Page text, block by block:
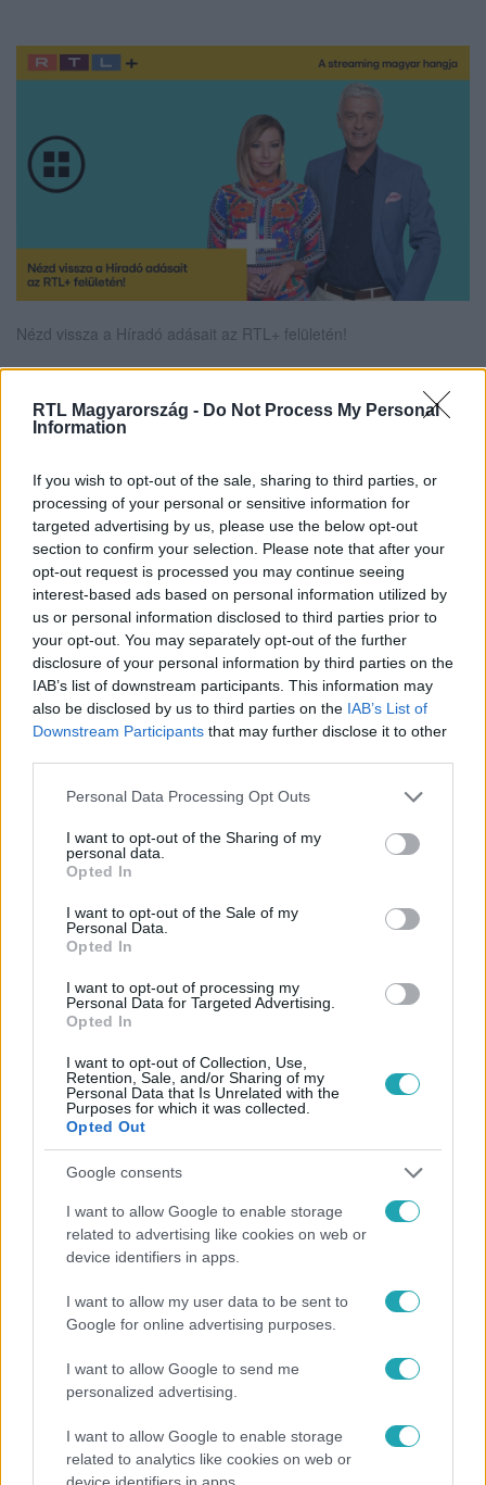
RTL Magyarország - Do Not Process My Personal
Information
If you wish to opt-out of the sale, sharing to third parties, or
processing of your personal or sensitive information for
targeted advertising by us, please use the below opt-out
section to confirm your selection. Please note that after your
opt-out request is processed you may continue seeing
interest-based ads based on personal information utilized by
us or personal information disclosed to third parties prior to
your opt-out. You may separately opt-out of the further
disclosure of your personal information by third parties on the
IAB’s list of downstream participants. This information may
also be disclosed by us to third parties on the IAB’s List of
Downstream Participants that may further disclose it to other
Please note that this website/app uses one or more Google
not limited to your visit or usage behaviour. You may click to
grant or deny consent to Google and its third-party tags to
use your data for below specified purposes in below Google
consent section.
Personal Data Processing Opt Outs
I want to opt-out of the Sharing of my
personal data.
Opted In
I want to opt-out of the Sale of my
Personal Data.
Opted In
I want to opt-out of processing my
Personal Data for Targeted Advertising.
Opted In
I want to opt-out of Collection, Use,
Retention, Sale, and/or Sharing of my
Personal Data that Is Unrelated with the
Purposes for which it was collected.
Opted Out
Google consents
I want to allow Google to enable storage
related to advertising like cookies on web or
device identifiers in apps.
I want to allow my user data to be sent to
Google for online advertising purposes.
I want to allow Google to send me
personalized advertising.
I want to allow Google to enable storage
related to analytics like cookies on web or
device identifiers in apps.
Nézd vissza a Híradó adásait az RTL+ felületén!
Itt állítsd be, hogy az RTL.hu az elsők között
Kövess minket, és értesülj a friss hírekről a
Facebookon is!
Népszerű